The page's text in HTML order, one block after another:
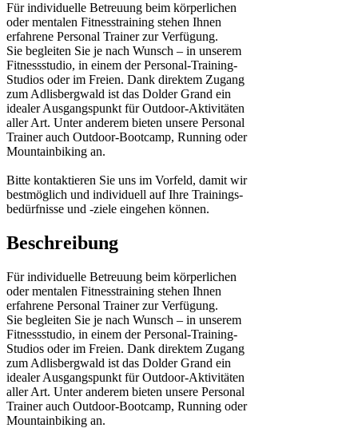
Für individuelle Betreuung beim körperlichen
oder mentalen Fitnesstraining stehen Ihnen
erfahrene Personal Trainer zur Verfügung.
Sie begleiten Sie je nach Wunsch – in unserem
Fitnessstudio, in einem der Personal-Training-
Studios oder im Freien. Dank direktem Zugang
zum Adlisbergwald ist das Dolder Grand ein
idealer Ausgangspunkt für Outdoor-Aktivitäten
aller Art. Unter anderem bieten unsere Personal
Trainer auch Outdoor-Bootcamp, Running oder
Mountainbiking an.
Bitte kontaktieren Sie uns im Vorfeld, damit wir
bestmöglich und individuell auf Ihre Trainings-
bedürfnisse und -ziele eingehen können.
Beschreibung
Für individuelle Betreuung beim körperlichen
oder mentalen Fitnesstraining stehen Ihnen
erfahrene Personal Trainer zur Verfügung.
Sie begleiten Sie je nach Wunsch – in unserem
Fitnessstudio, in einem der Personal-Training-
Studios oder im Freien. Dank direktem Zugang
zum Adlisbergwald ist das Dolder Grand ein
idealer Ausgangspunkt für Outdoor-Aktivitäten
aller Art. Unter anderem bieten unsere Personal
Trainer auch Outdoor-Bootcamp, Running oder
Mountainbiking an.